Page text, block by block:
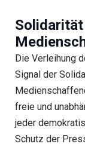
Die Verleihung
Signal der
freie und
jeder
Schutz der